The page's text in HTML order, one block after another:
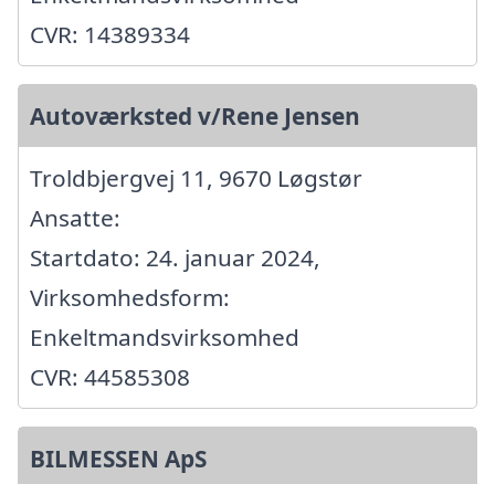
CVR: 14389334
Autoværksted v/Rene Jensen
Troldbjergvej 11, 9670 Løgstør
Ansatte:
Startdato: 24. januar 2024,
Virksomhedsform:
Enkeltmandsvirksomhed
CVR: 44585308
BILMESSEN ApS